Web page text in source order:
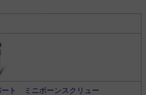
ート ミニボーンスクリュー